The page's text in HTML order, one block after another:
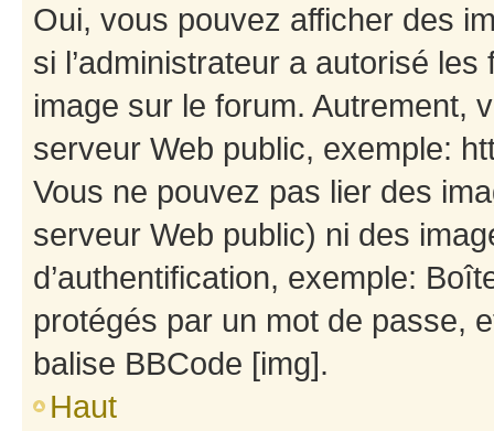
Oui, vous pouvez afficher des
si l’administrateur a autorisé
image sur le forum. Autrement,
serveur Web public, exemple:
Vous ne pouvez pas lier des
serveur Web public) ni des
d’authentification, exemple:
protégés par un mot de passe,
balise BBCode [img].
Haut